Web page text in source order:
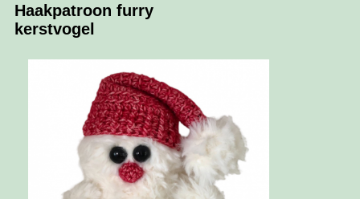
Haakpatroon furry
kerstvogel